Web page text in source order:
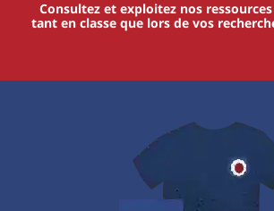
Consultez et exploitez nos
tant en classe que lors de vos